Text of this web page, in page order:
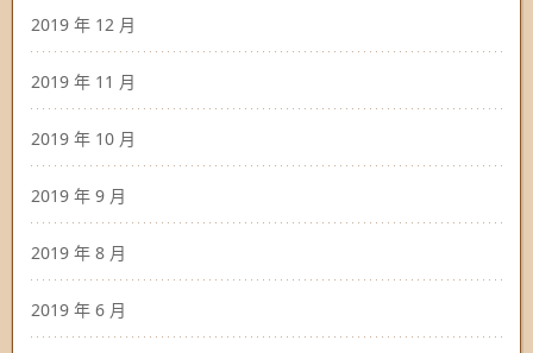
2019 年 12 月
2019 年 11 月
2019 年 10 月
2019 年 9 月
2019 年 8 月
2019 年 6 月